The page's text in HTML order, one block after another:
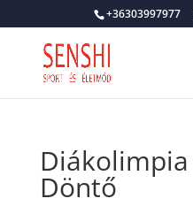
+36303997977
Döntő